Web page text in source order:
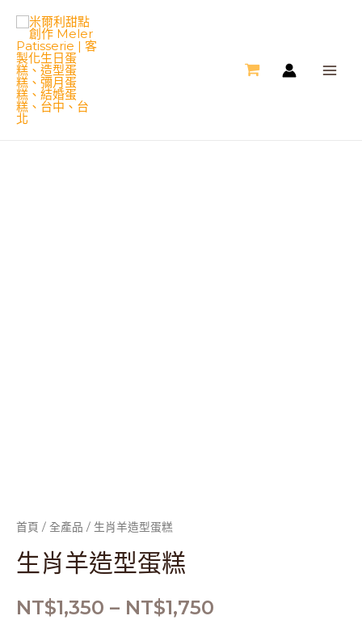
首頁 / 全產品 / 生肖羊造型蛋糕
生肖羊造型蛋糕
NT$1,350 – NT$1,750